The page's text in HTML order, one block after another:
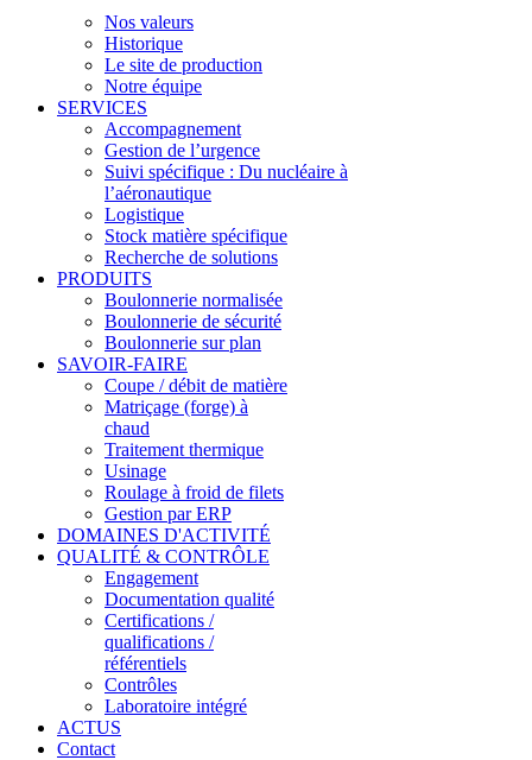
Nos valeurs
Historique
Le site de production
Notre équipe
SERVICES
Accompagnement
Gestion de l’urgence
Suivi spécifique : Du nucléaire à
l’aéronautique
Logistique
Stock matière spécifique
Recherche de solutions
PRODUITS
Boulonnerie normalisée
Boulonnerie de sécurité
Boulonnerie sur plan
SAVOIR-FAIRE
Coupe / débit de matière
Matriçage (forge) à
chaud
Traitement thermique
Usinage
Roulage à froid de filets
Gestion par ERP
DOMAINES D'ACTIVITÉ
QUALITÉ & CONTRÔLE
Engagement
Documentation qualité
Certifications /
qualifications /
référentiels
Contrôles
Laboratoire intégré
ACTUS
Contact